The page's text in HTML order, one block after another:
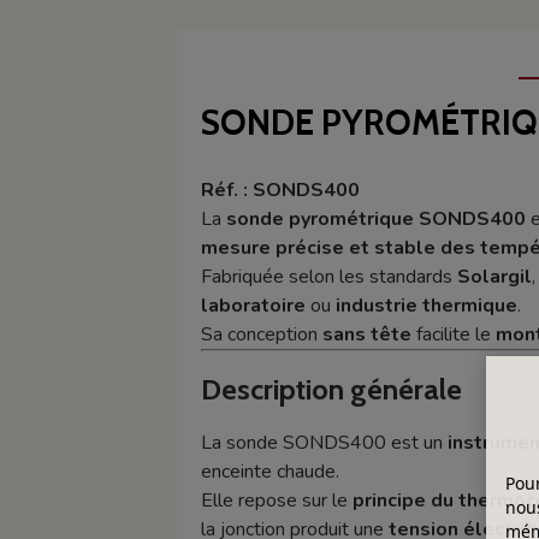
SONDE
Réf. : SONDS400
La sonde pyrométrique SONDS400
mesure précise et stable des
Fabriquée selon les standards Solargil
laboratoire ou industrie thermique.
Sa conception sans tête facilite le
Description générale
La sonde SONDS400 est un
enceinte chaude.
Elle repose sur le principe du
la jonction produit une tension